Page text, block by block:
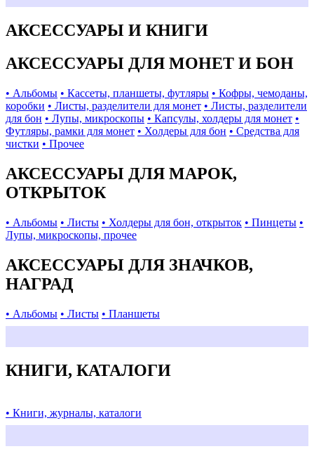
АКСЕССУАРЫ И КНИГИ
АКСЕССУАРЫ ДЛЯ МОНЕТ И БОН
• Альбомы • Кассеты, планшеты, футляры • Кофры, чемоданы,
коробки • Листы, разделители для монет • Листы, разделители
для бон • Лупы, микроскопы • Капсулы, холдеры для монет •
Футляры, рамки для монет • Холдеры для бон • Средства для
чистки • Прочее
АКСЕССУАРЫ ДЛЯ МАРОК,
ОТКРЫТОК
• Альбомы • Листы • Холдеры для бон, открыток • Пинцеты •
Лупы, микроскопы, прочее
АКСЕССУАРЫ ДЛЯ ЗНАЧКОВ,
НАГРАД
• Альбомы • Листы • Планшеты
КНИГИ, КАТАЛОГИ
• Книги, журналы, каталоги